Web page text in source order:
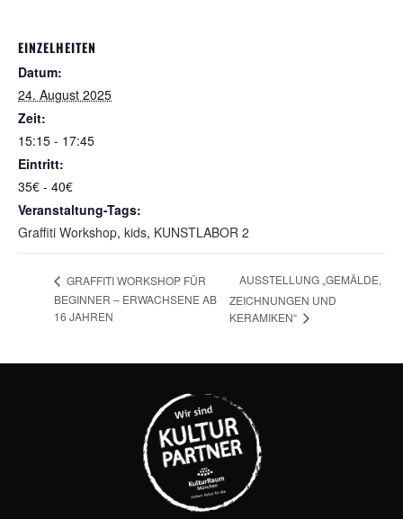
EINZELHEITEN
Datum:
24. August 2025
Zeit:
15:15 - 17:45
Eintritt:
35€ - 40€
Veranstaltung-Tags:
Graffiti Workshop, kids, KUNSTLABOR 2
GRAFFITI WORKSHOP FÜR
BEGINNER – ERWACHSENE AB
16 JAHREN
AUSSTELLUNG „GEMÄLDE,
ZEICHNUNGEN UND
KERAMIKEN“